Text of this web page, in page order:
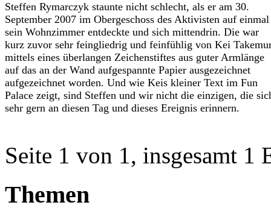
Steffen Rymarczyk staunte nicht schlecht, als er am 30.
September 2007 im Obergeschoss des Aktivisten auf einmal
sein Wohnzimmer entdeckte und sich mittendrin. Die war
kurz zuvor sehr feingliedrig und feinfühlig von Kei
mittels eines überlangen Zeichenstiftes aus guter Armlänge
auf das an der Wand aufgespannte Papier ausgezeichnet
aufgezeichnet worden. Und wie Keis kleiner Text im Fun
Palace zeigt, sind Steffen und wir nicht die einzigen, die
sehr gern an diesen Tag und dieses Ereignis erinnern.
Seite 1 von 1, insgesamt 1
Themen